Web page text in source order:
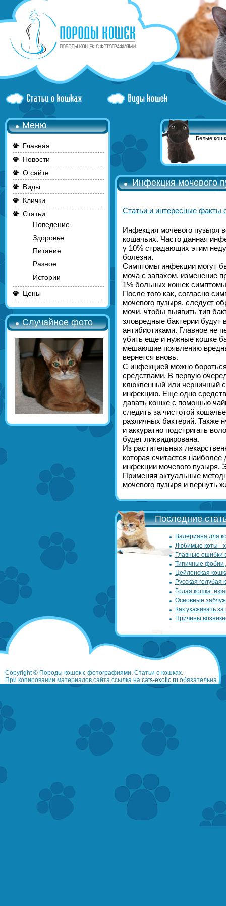
Меню
Главная
Новости
О сайте
Виды
Клички
Статьи
Поведение
Здоровье
Питание
Разное
Истории
Цены
Случайное фото
Белые
Инфекция мочевого
Статьи и интересные факты
Инфекция мочевого пузыря
кошачьих. Часто данная
у 10% страдающих этим
болезни.
Симптомы инфекции могут
моча с запахом, изменение
1% больных кошек
После того как, согласно
мочевого пузыря, следует
мочи, чтобы выявить тип
зловредные бактерии будут
антибиотиками. Главное не
убить еще и нужные кошке
мешающие появлению
вернется вновь.
С инфекцией можно
средствами. В первую
клюквенный или черничный
инфекцию. Еще одно
давать кошке с помощью
следить за чистотой
различных бактерий. Также
и аккуратно подстригать
будет ликвидирована.
Из растительных
которая считается
инфекции мочевого пузыря.
Применяя актуальные
мочевого пузыря и вернуть
Последние
Валериана для
Любимые коты -
Главные ошибки
Типичные фобии
Цейлонская
Русская голубая
Голая кошка:
Основные
Как ухаживать
Причины
Copyright © Породы кошек с фотографиями. Статьи о кошках.
При копировании материалов сайта ссылка на cats-exotic.ru обязательна